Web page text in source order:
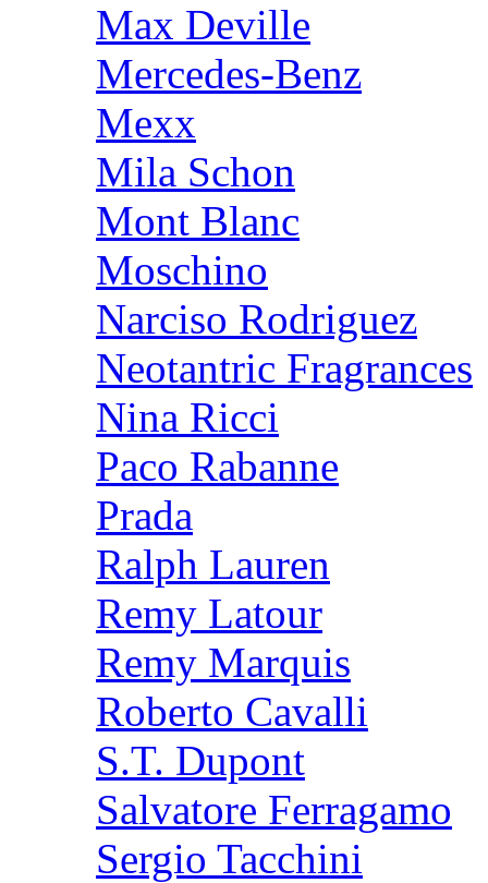
Max Deville
Mercedes-Benz
Mexx
Mila Schon
Mont Blanc
Moschino
Narciso Rodriguez
Neotantric Fragrances
Nina Ricci
Paco Rabanne
Prada
Ralph Lauren
Remy Latour
Remy Marquis
Roberto Cavalli
S.T. Dupont
Salvatore Ferragamo
Sergio Tacchini